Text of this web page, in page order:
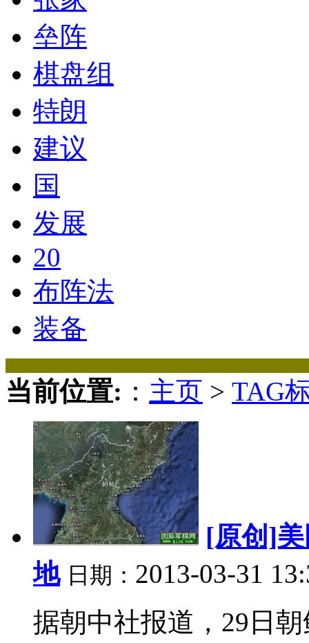
垒阵
棋盘组
特朗
建议
国
发展
20
布阵法
装备
当前位置: ： 主页 > TAG
[原创]
地 日期： 2013-03-31
据朝中社报道，29日